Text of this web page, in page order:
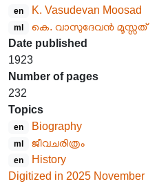
en K. Vasudevan Moosad
ml
കെ. വാസുദേവൻ മൂസ്സത്
Date published
1923
Number of pages
232
Topics
en Biography
ml ജീവചരിത്രം
en
History
Digitized in 2025 November